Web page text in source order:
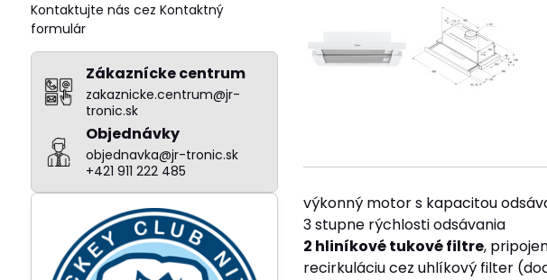
výkonný motor s kapacitou
3 stupne rýchlosti odsávania
2 hliníkové tukové filtre,
recirkuláciu cez uhlíkový filter
Kontaktujte nás cez Kontaktný
formulár
Zákaznícke centrum
zakaznicke.centrum@jr-
tronic.sk
Objednávky
objednavka@jr-tronic.sk
+421 911 222 485